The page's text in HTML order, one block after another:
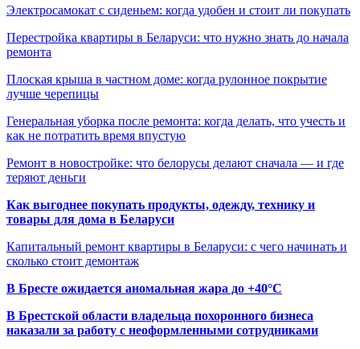
Электросамокат с сиденьем: когда удобен и стоит ли покупать
Перестройка квартиры в Беларуси: что нужно знать до начала
ремонта
Плоская крыша в частном доме: когда рулонное покрытие
лучше черепицы
Генеральная уборка после ремонта: когда делать, что учесть и
как не потратить время впустую
Ремонт в новостройке: что белорусы делают сначала — и где
теряют деньги
Как выгоднее покупать продукты, одежду, технику и
товары для дома в Беларуси
Капитальный ремонт квартиры в Беларуси: с чего начинать и
сколько стоит демонтаж
В Бресте ожидается аномальная жара до +40°C
В Брестской области владельца похоронного бизнеса
наказали за работу с неоформленными сотрудниками